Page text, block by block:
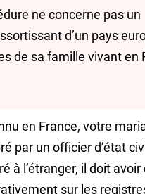
ne concerne pas un
d’un pays
de sa famille vivant en
en France, votre
par un officier d’état
à l’étranger, il doit avoir
sur les